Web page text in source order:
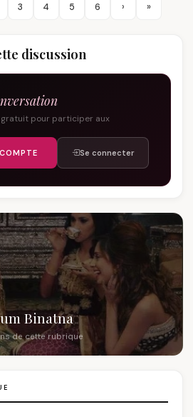
3 4 5 6 › »
discussion
pour participer aux
Se connecter
Binatna
de cette rubrique